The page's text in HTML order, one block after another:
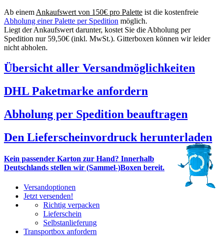
Ab einem Ankaufswert von 150€ pro Palette ist die kostenfreie
Abholung einer Palette per Spedition möglich.
Liegt der Ankaufswert darunter, kostet Sie die Abholung per
Spedition nur 59,50€ (inkl. MwSt.). Gitterboxen können wir leider
nicht abholen.
Übersicht aller Versandmöglichkeiten
DHL Paketmarke anfordern
Abholung per Spedition beauftragen
Den Lieferscheinvordruck herunterladen
Kein passender Karton zur Hand? Innerhalb
Deutschlands stellen wir (Sammel-)Boxen bereit.
Versandoptionen
Jetzt versenden!
Richtig verpacken
Lieferschein
Selbstanlieferung
Transportbox anfordern